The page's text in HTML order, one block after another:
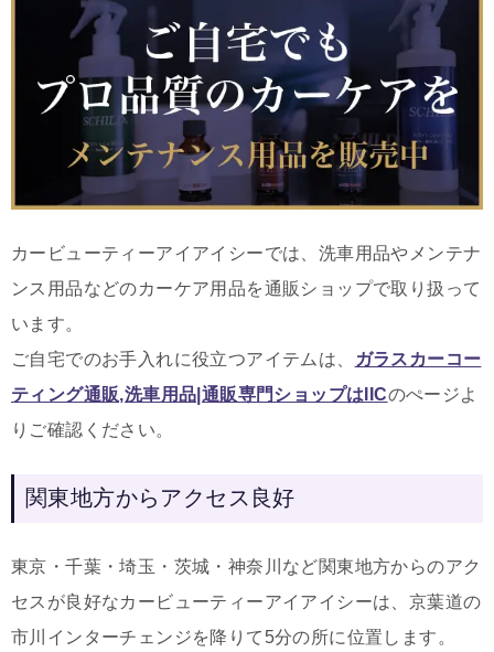
カービューティーアイアイシーでは、洗車用品やメンテナ
ンス用品などのカーケア用品を通販ショップで取り扱って
います。
ご自宅でのお手入れに役立つアイテムは
ガラスカーコー
ティング通販,洗車用品|通販専門ショップはIICのぺージよ
りご確認ください。
関東地方からアクセス良好
東京・千葉・埼玉・茨城・神奈川など関東地方からのアク
セスが良好なカービューティーアイアイシーは、京葉道の
市川インターチェンジを降りて5分の所に位置します。